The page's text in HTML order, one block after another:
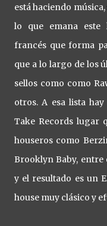
está haciendo
lo que emana este
francés que forma
que a lo largo de los
sellos como como
otros. A esa lista
Take Records lugar
houseros como
Brooklyn Baby, entre
y el resultado es un
house muy clásico y